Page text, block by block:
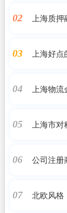
02 上海质押
03 上海好点
04 上海物流
05 上海市对
06 公司注册
07 北欧风格